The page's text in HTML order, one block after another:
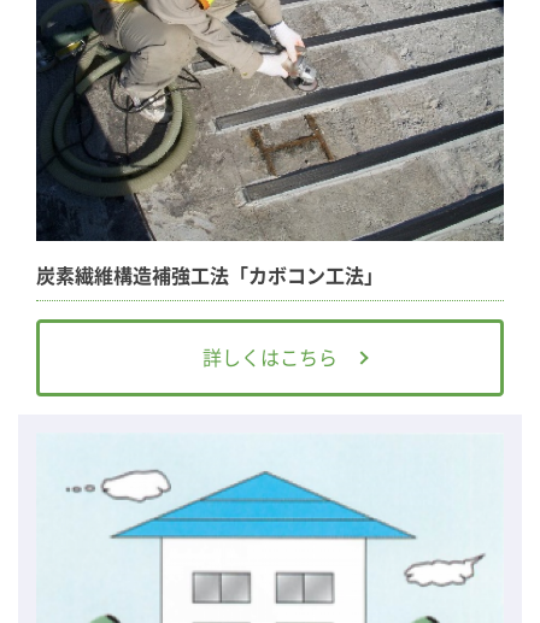
炭素繊維構造補強工法「カボコン工法」
詳しくはこちら